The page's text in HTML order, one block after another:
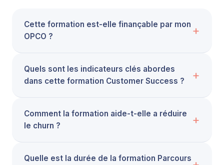
Cette formation est-elle finançable par mon
OPCO ?
Quels sont les indicateurs clés abordes
dans cette formation Customer Success ?
Comment la formation aide-t-elle a réduire
le churn ?
Quelle est la durée de la formation Parcours